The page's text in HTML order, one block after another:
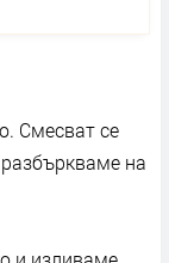
Смесват се
на